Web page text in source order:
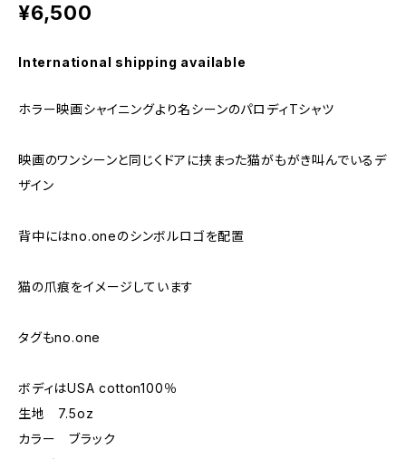
¥6,500
International shipping available
ホラー映画シャイニングより名シーンのパロディTシャツ
映画のワンシーンと同じくドアに挟まった猫がもがき叫んでいるデ
ザイン
背中にはno.oneのシンボルロゴを配置
猫の爪痕をイメージしています
タグもno.one
ボディはUSA cotton100％
生地 7.5oz
カラー ブラック